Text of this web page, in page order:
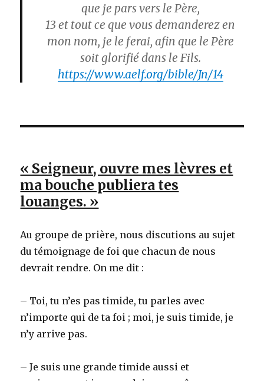
que je pars vers le Père,
13 et tout ce que vous demanderez en
mon nom, je le ferai, afin que le Père
soit glorifié dans le Fils.
https://www.aelf.org/bible/Jn/14
« Seigneur, ouvre mes lèvres et
ma bouche publiera tes
louanges. »
Au groupe de prière, nous discutions au sujet
du témoignage de foi que chacun de nous
devrait rendre. On me dit :
– Toi, tu n’es pas timide, tu parles avec
n’importe qui de ta foi ; moi, je suis timide, je
n’y arrive pas.
– Je suis une grande timide aussi et